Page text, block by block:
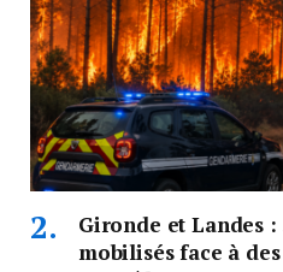
Gironde et Landes
mobilisés face à